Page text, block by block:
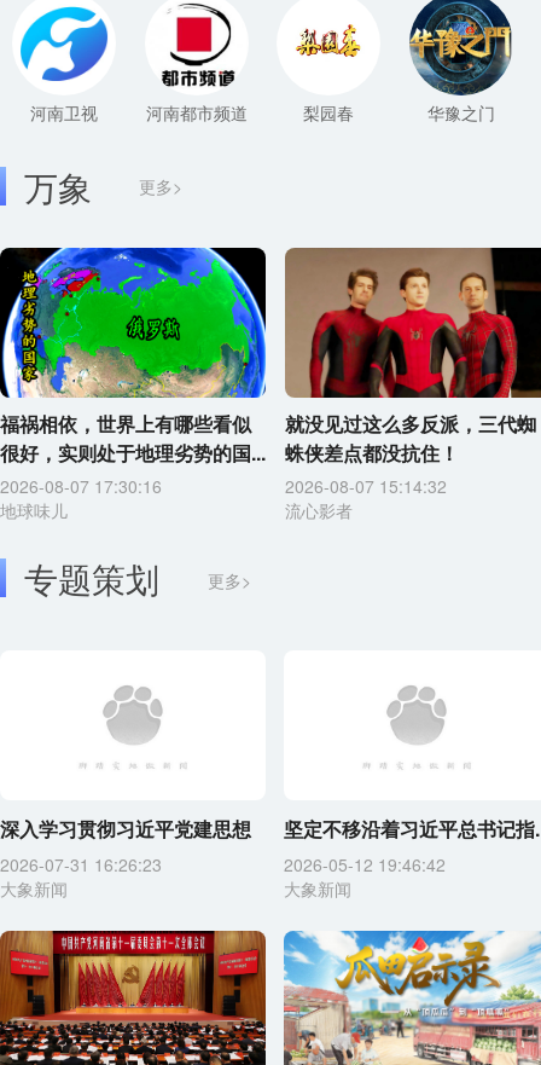
河南卫视 河南都市频道 梨园春 华豫之门
更多>
万象
福祸相依，世界上有哪些看似
很好，实则处于地理劣势的国...
2026-08-07 17:30:16
地球味儿
就没见过这么多反派，三代蜘
蛛侠差点都没抗住！
2026-08-07 15:14:32
流心影者
专题策划 更多>
深入学习贯彻习近平党建思想
2026-07-31 16:26:23
大象新闻
坚定不移沿着习近平总书记指
2026-05-12 19:46:42
大象新闻